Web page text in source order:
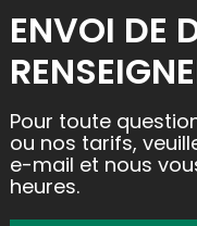
ENVOI DE
Pour toute
ou nos tarifs,
e-mail et nous
heures.